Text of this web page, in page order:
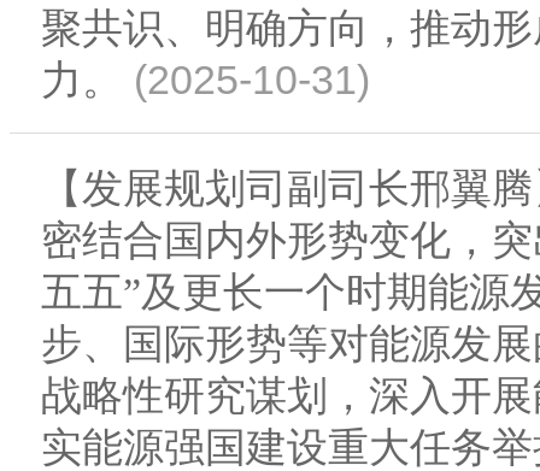
聚共识、明确方向，推动
力。 (2025-10-31)
【发展规划司副司长邢翼
密结合国内外形势变化，
五五”及更长一个时期能源
步、国际形势等对能源发
战略性研究谋划，深入开
实能源强国建设重大任务